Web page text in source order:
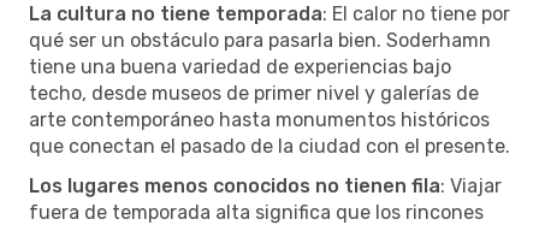
La cultura no tiene temporada: El calor no tiene por
qué ser un obstáculo para pasarla bien. Soderhamn
tiene una buena variedad de experiencias bajo
techo, desde museos de primer nivel y galerías de
arte contemporáneo hasta monumentos históricos
que conectan el pasado de la ciudad con el presente.
Los lugares menos conocidos no tienen fila: Viajar
fuera de temporada alta significa que los rincones